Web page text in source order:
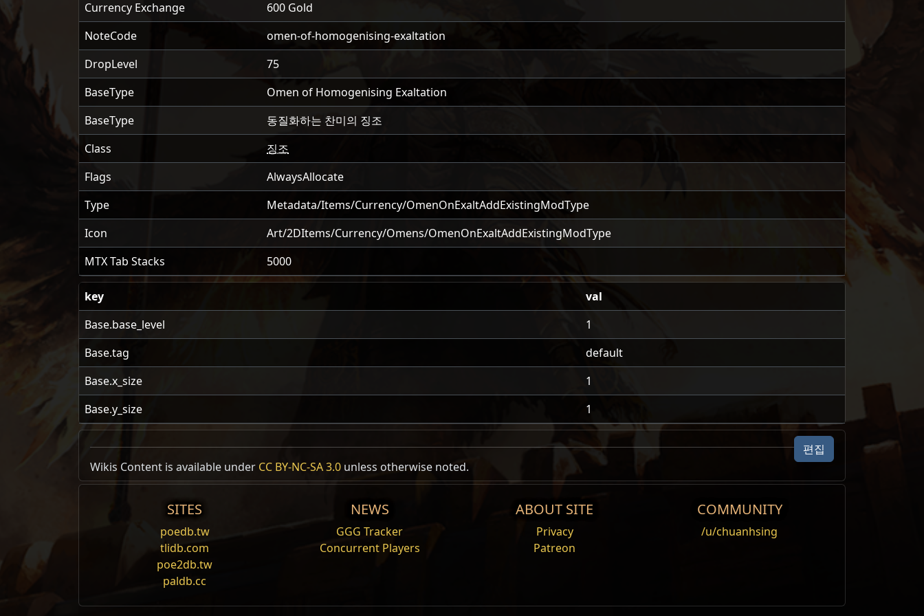
Currency Exchange
600 Gold
NoteCode
omen-of-homogenising-exaltation
DropLevel
75
BaseType
Omen of Homogenising Exaltation
BaseType
동질화하는 찬미의 징조
Class
징조
Flags
AlwaysAllocate
Type
Metadata/Items/Currency/OmenOnExaltAddExistingModType
Icon
Art/2DItems/Currency/Omens/OmenOnExaltAddExistingModType
MTX Tab Stacks
5000
key
val
Base.base_level
1
Base.tag
default
Base.x_size
1
Base.y_size
1
편집
Wikis Content is available under CC BY-NC-SA 3.0 unless otherwise noted.
SITES
poedb.tw
tlidb.com
poe2db.tw
paldb.cc
NEWS
GGG Tracker
Concurrent Players
ABOUT SITE
Privacy
Patreon
COMMUNITY
/u/chuanhsing